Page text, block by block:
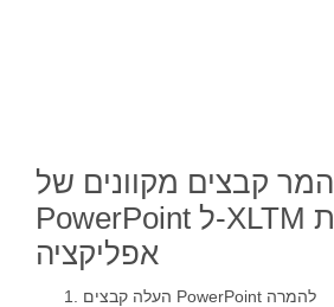
המר קבצים מקוונים של
PowerPoint ל-XLTM באמצעות
אפליקציה
העלה קבצים PowerPoint להמרה